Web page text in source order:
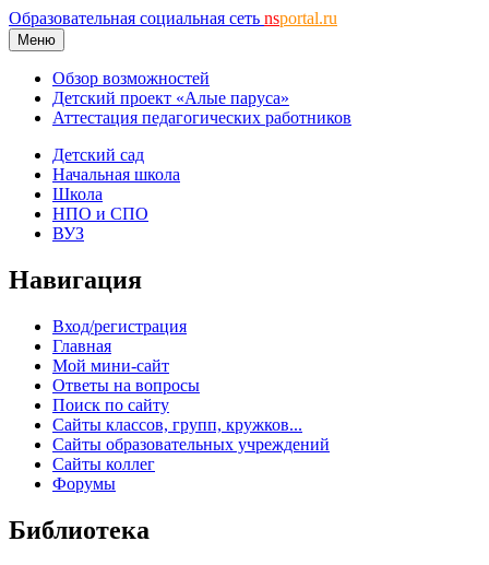
Образовательная социальная сеть nsportal.ru
Меню
Обзор возможностей
Детский проект «Алые паруса»
Аттестация педагогических работников
Детский сад
Начальная школа
Школа
НПО и СПО
ВУЗ
Навигация
Вход/регистрация
Главная
Мой мини-сайт
Ответы на вопросы
Поиск по сайту
Сайты классов, групп, кружков...
Сайты образовательных учреждений
Сайты коллег
Форумы
Библиотека